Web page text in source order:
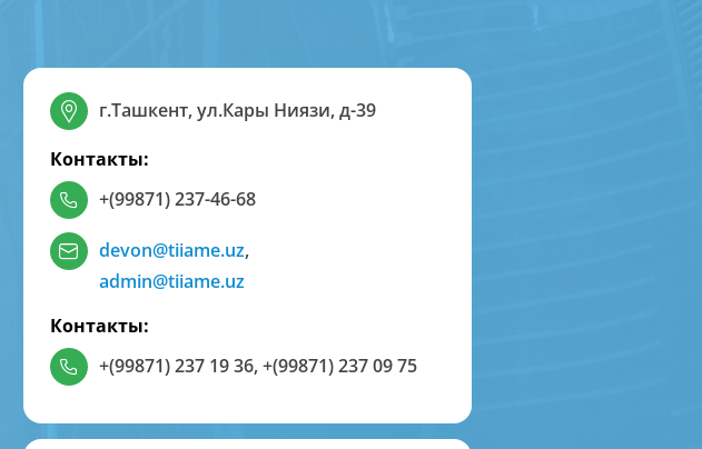
г.Ташкент, ул.Кары Ниязи, д-39
Контакты:
+(99871) 237-46-68
devon@tiiame.uz,
admin@tiiame.uz
Контакты:
+(99871) 237 19 36,+(99871) 237 09 75